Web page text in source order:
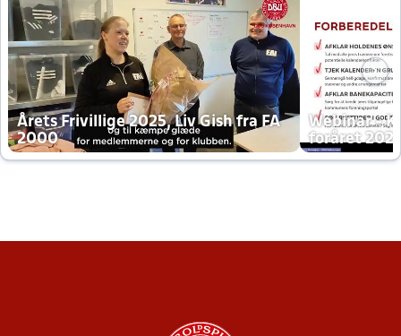
Årets Frivillige 2025, Liv Gish fra FA
2000
Webinar -
foråret